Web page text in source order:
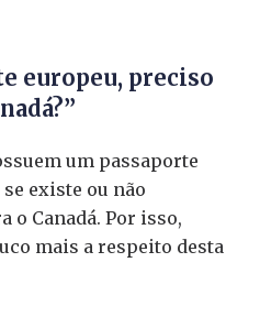
europeu, preciso
um passaporte
existe ou não
o Canadá. Por isso,
mais a respeito desta